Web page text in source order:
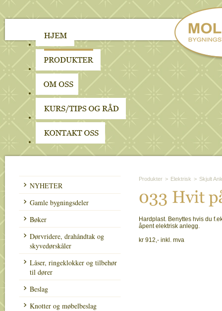
NYHETER
Gamle bygningsdeler
Bøker
Dørvridere, drahåndtak og
skyvedørskåler
Låser, ringeklokker og tilbehør
til dører
Beslag
Knotter og møbelbeslag
Produkter > Elektrisk > Skjult
033 Hvit
Hardplast. Benyttes hvis du
åpent elektrisk anlegg.
kr 912,- inkl. mva